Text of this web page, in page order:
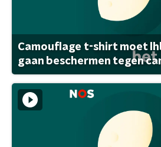
Camouflage t-shirt moet
gaan beschermen tegen